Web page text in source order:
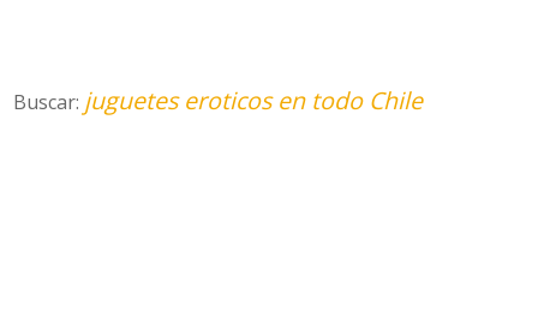
Buscar: juguetes eroticos en todo Chile